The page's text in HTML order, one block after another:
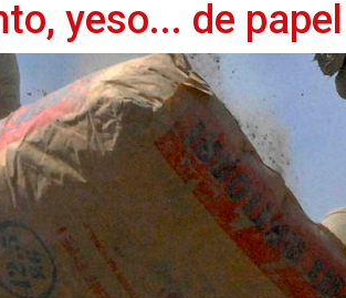
yeso... de